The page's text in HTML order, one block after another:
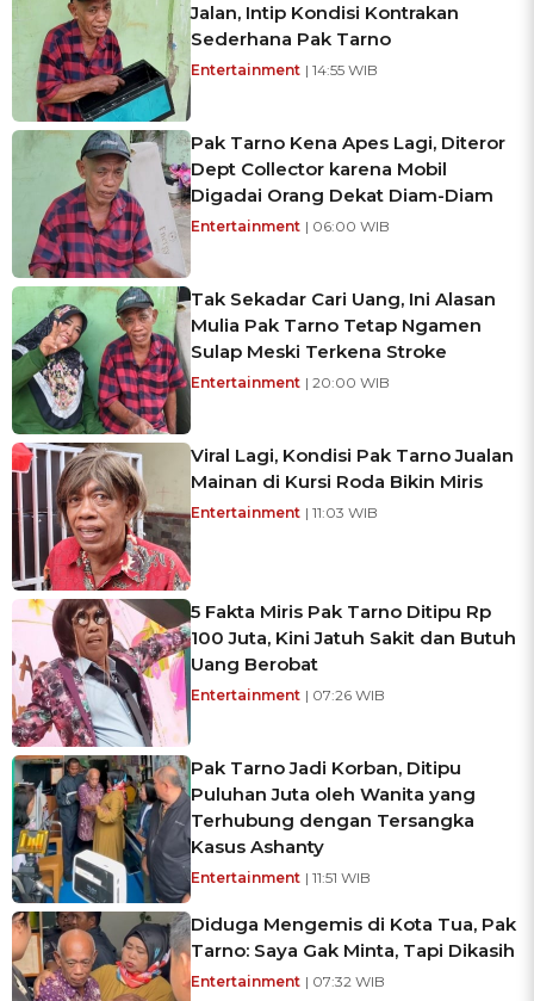
Jalan, Intip Kondisi Kontrakan
Sederhana Pak Tarno
Entertainment | 14:55 WIB
Pak Tarno Kena Apes Lagi, Diteror
Dept Collector karena Mobil
Digadai Orang Dekat Diam-Diam
Entertainment | 06:00 WIB
Tak Sekadar Cari Uang, Ini Alasan
Mulia Pak Tarno Tetap Ngamen
Sulap Meski Terkena Stroke
Entertainment | 20:00 WIB
Viral Lagi, Kondisi Pak Tarno Jualan
Mainan di Kursi Roda Bikin Miris
Entertainment | 11:03 WIB
5 Fakta Miris Pak Tarno Ditipu Rp
100 Juta, Kini Jatuh Sakit dan Butuh
Uang Berobat
Entertainment | 07:26 WIB
Pak Tarno Jadi Korban, Ditipu
Puluhan Juta oleh Wanita yang
Terhubung dengan Tersangka
Kasus Ashanty
Entertainment | 11:51 WIB
Diduga Mengemis di Kota Tua, Pak
Tarno: Saya Gak Minta, Tapi Dikasih
Entertainment | 07:32 WIB